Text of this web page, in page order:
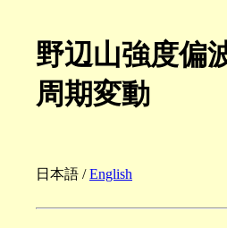
野辺山強度偏
周期変動
日本語 /English